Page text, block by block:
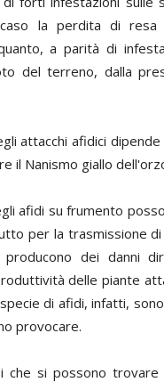
la perdita di resa
a parità di
del terreno, dalla
attacchi afidici
il Nanismo giallo
afidi su frumento
per la trasmissione
dei danni
delle piante
di afidi, infatti,
provocare.
che si possono